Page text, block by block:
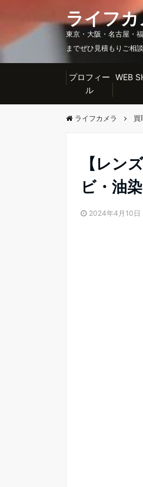
ライフカ
東京・大阪・名古屋・
までぜひ見積もりご相談
プロフィー
ル
WEB
ライフカメラ 買
【レン
ビ・油
2024年4月10日